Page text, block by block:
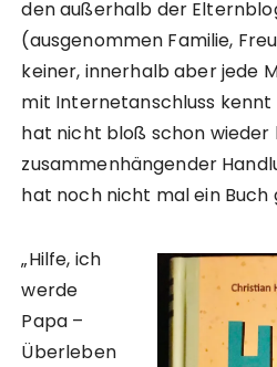
den außerhalb der
(ausgenommen Familie,
keiner, innerhalb aber jede
mit Internetanschluss
hat nicht bloß schon wieder
zusammenhängender
hat noch nicht mal ein Buch
„Hilfe, ich
werde
Papa –
Überleben